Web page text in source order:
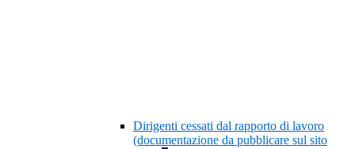
Dirigenti cessati dal rapporto di lavoro
(documentazione da pubblicare sul sito